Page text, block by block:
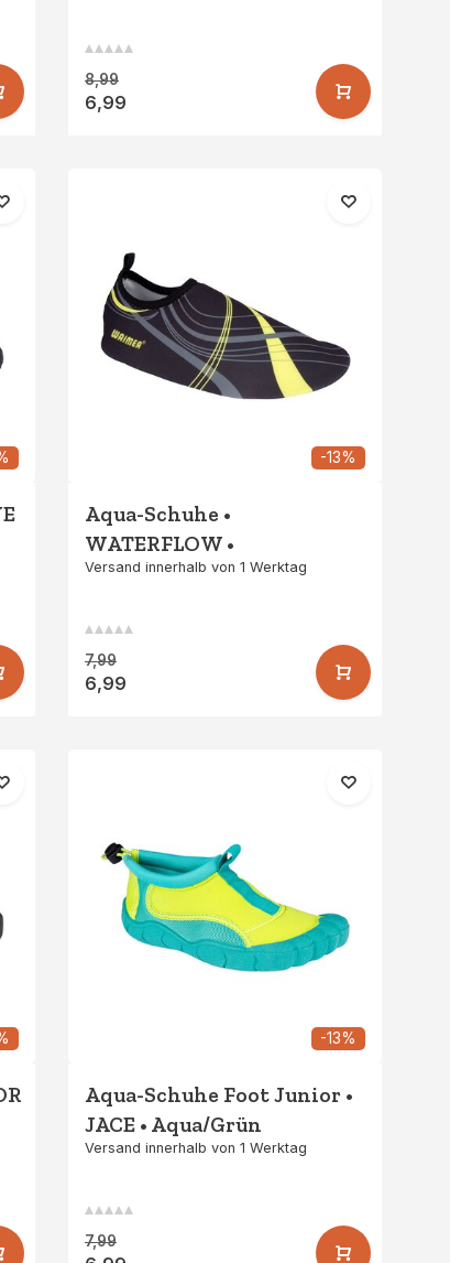
8,99
6,99
-13%
Aqua-Schuhe •
WATERFLOW •
Schwarz/Gelb
Versand innerhalb von 1 Werktag
7,99
6,99
-13%
Aqua-Schuhe Foot Junior •
JACE • Aqua/Grün
Versand innerhalb von 1 Werktag
7,99